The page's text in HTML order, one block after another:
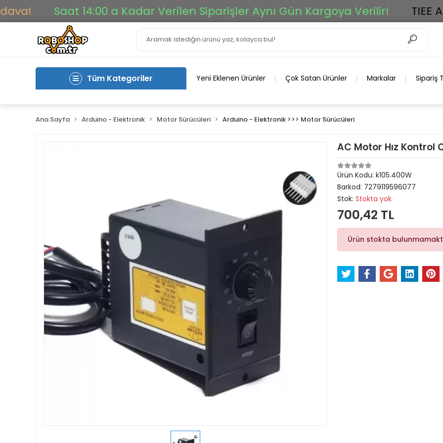
Saat 14:00 a Kadar Verilen Siparişler Aynı Gün Kargoya Verilir! TIEE Ar-
Tüm Kategoriler Yeni Eklenen Ürünler Çok Satan Ürünler Markalar Sipariş
Ana Sayfa Arduino - Elektronik Motor Sürücüleri Arduino - Elektronik >>> Motor Sürücüleri
AC Motor Hız Kontrol
Ürün Kodu: k105.400W
Barkod: 7279119596077
Stok: Stokta yok
700,42 TL
Ürün stokta